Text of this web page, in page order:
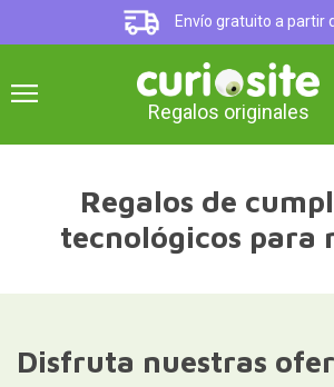
Envío gratuito a partir
Regalos originales
Regalos de
tecnológicos para
Disfruta nuestras